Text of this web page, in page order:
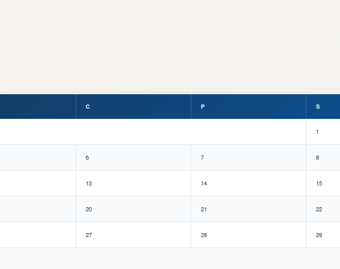
C P S
1
6 7 8
13 14 15
20 21 22
27 28 29